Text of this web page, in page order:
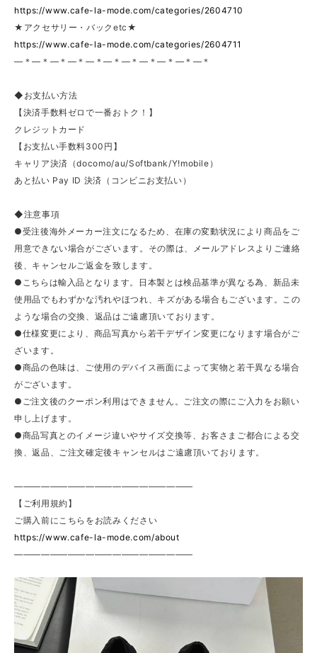
https://www.cafe-la-mode.com/categories/2604710
★アクセサリー・バックetc★
https://www.cafe-la-mode.com/categories/2604711
—＊—＊—＊—＊—＊—＊—＊—＊—＊—＊—＊
◆お支払い方法
【決済手数料ゼロで一番おトク！】
クレジットカード
【お支払い手数料300円】
キャリア決済（docomo/au/Softbank/Y!mobile）
あと払い Pay ID 決済（コンビニお支払い）
◆注意事項
●受注後海外メーカー注文になるため、在庫の変動状況により商品をご
用意できない場合がございます。その際は、メールアドレスよりご連絡
後、キャンセルご返金を致します。
●こちらは輸入品となります。日本製とは検品基準が異なる為、新品未
使用品でもわずかな汚れやほつれ、キズがある場合もございます。この
ような場合の交換、返品はご遠慮頂いております。
●仕様変更により、商品写真から若干デザイン変更になります場合がご
ざいます。
●商品の色味は、ご使用のデバイス画面によって実物と若干異なる場合
がございます。
●ご注文後のクーポン利用はできません。ご注文の際にご入力をお願い
申し上げます。
●商品写真とのイメージ違いやサイズ交換等、お客さまご都合による交
換、返品、ご注文確定後キャンセルはご遠慮頂いております。
————————————————————
【ご利用規約】
ご購入前にこちらをお読みください
https://www.cafe-la-mode.com/about
————————————————————